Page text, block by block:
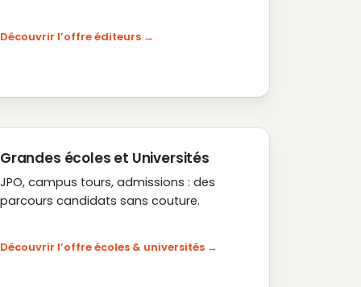
Découvrir l’offre éditeurs
Grandes écoles et Universités
JPO, campus tours, admissions : des
parcours candidats sans couture.
Découvrir l’offre écoles & universités